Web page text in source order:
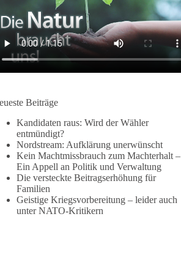
Beiträge
Kandidaten raus: Wird der Wähler
entmündigt?
Nordstream: Aufklärung unerwünscht
Kein Machtmissbrauch zum Machterhalt –
Ein Appell an Politik und Verwaltung
Die versteckte Beitragserhöhung für
Familien
Geistige Kriegsvorbereitung – leider auch
unter NATO-Kritikern